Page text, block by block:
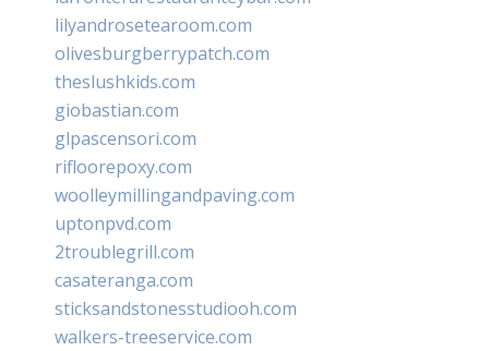
lilyandrosetearoom.com
olivesburgberrypatch.com
theslushkids.com
giobastian.com
glpascensori.com
rifloorepoxy.com
woolleymillingandpaving.com
uptonpvd.com
2troublegrill.com
casateranga.com
sticksandstonesstudiooh.com
walkers-treeservice.com